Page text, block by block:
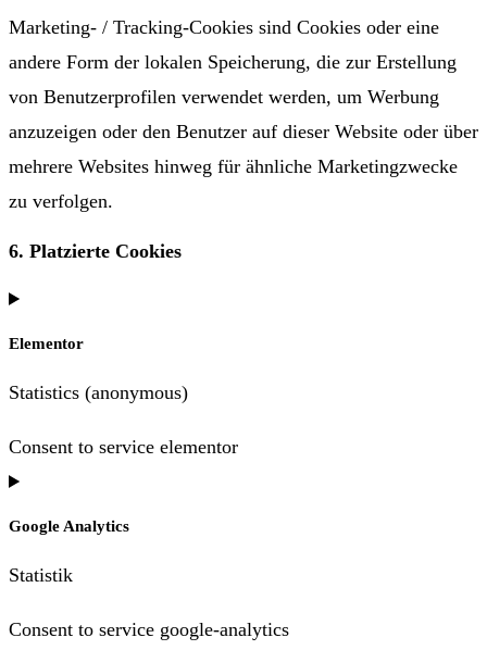
Marketing- / Tracking-Cookies sind Cookies oder eine
andere Form der lokalen Speicherung, die zur Erstellung
von Benutzerprofilen verwendet werden, um Werbung
anzuzeigen oder den Benutzer auf dieser Website oder über
mehrere Websites hinweg für ähnliche Marketingzwecke
zu verfolgen.
6. Platzierte Cookies
Elementor
Statistics (anonymous)
Consent to service elementor
Google Analytics
Statistik
Consent to service google-analytics